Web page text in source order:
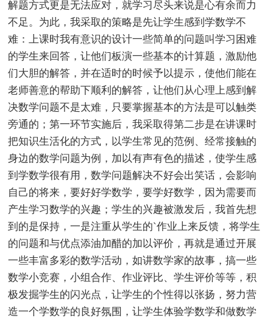
解题方式更是无法应对，就学习尽头来说是心有余而力
不足。为此，我采取的策略是先让学生感到学数学不
难：上课时我有意识的设计一些简单的问题叫学习困难
的学生来回答，让他们板演一些基本的计算题，激励他
们大胆的解答，并在适时的时候予以提示，使他们能在
老师善意的帮助下顺利的解答，让他们从心理上感到解
决数学问题不是太难，只要掌握基本的方法是可以触类
旁通的；第一环节实施后，我采取得第二步是在讲课时
把知识生活化的方式，以学生常见的范例、经常接触的
身边的数学问题为例，加以有声有色的描述，使学生感
到学数学很有用，数学问题解决不好会出笑话，会影响
自己的将来，要好好学数学，要学好数学，因为需要而
产生学习数学的兴趣；学生的兴趣被激发后，我首先想
到的是保持，一是注重从学生的`作业上来反馈，将学生
的问题和与优点添油加醋的加以评价，再就是通过开展
一些丰富多彩的数学活动，如讲数学家的故事，搞一些
数学小竞赛，小组合作、作业评比、学生评价等等，积
极发掘学生的闪光点，让学生的个性得以张扬，努力营
造一个学数学的良好氛围，让学生体验学数学和做数学